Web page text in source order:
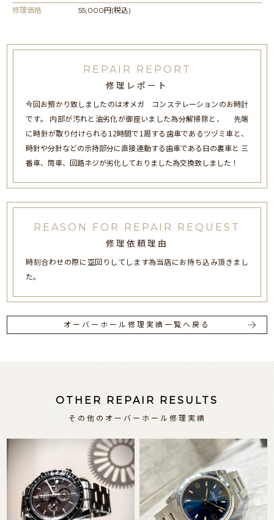
修理価格
55,000円(税込)
REPAIR REPORT
修理レポート
今回お預かり致しましたのはオメガ コンステレーションのお時計
です。 内部が汚れと油劣化が御座いました為分解掃除と、 先端
に時針が取り付けられる12時間で1周する歯車であるツヅミ車と、
時針や分針などの示持部分に直接連動する歯車である日の裏車と 三
番車、筒車、回路ネジが劣化しておりました為交換致しました！
REASON FOR REPAIR REQUEST
修理依頼理由
時刻合わせの際に空回りしてします為当店にお持ち込み頂きまし
た。
オーバーホール修理実績一覧へ戻る
OTHER REPAIR RESULTS
その他のオーバーホール修理実績